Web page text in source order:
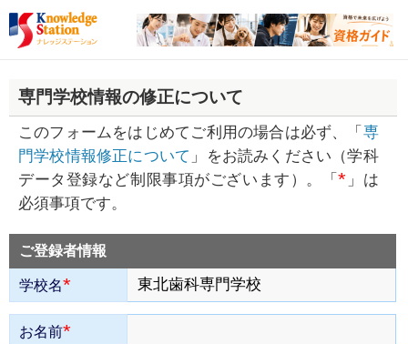
専門学校情報の修正について
このフォームをはじめてご利用の場合は必ず、「 専
門学校情報修正について 」をお読みください（学科
データ登録など制限事項がございます）。「* 」は
必須事項です。
ご登録者情報
学校名*
お名前*